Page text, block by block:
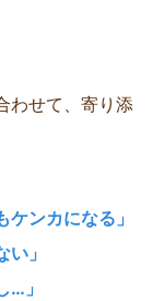
わせて、寄り添
ケンカになる」
」
…」